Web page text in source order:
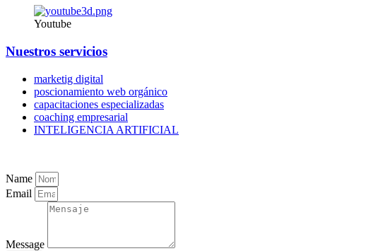
Youtube
Nuestros servicios
marketig digital
poscionamiento web orgánico
capacitaciones especializadas
coaching empresarial
INTELIGENCIA ARTIFICIAL
Name
Email
Message